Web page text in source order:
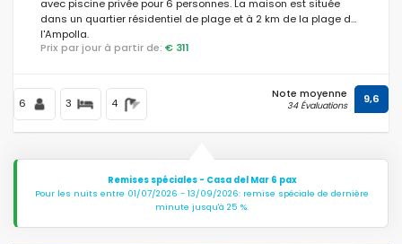
avec piscine privée pour 6 personnes. La maison est située
dans un quartier résidentiel de plage et à 2 km de la plage de
l'Ampolla.
Prix par jour à partir de: € 311
6 3 4
Note moyenne
34 Évaluations 9,6
Remises spéciales - Casa del Mar 6 pax
Pour les nuits entre 01/07/2026 - 13/09/2026: remise spéciale de dernière
minute jusqu'à 25 %.